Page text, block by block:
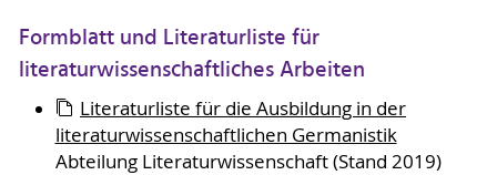
Formblatt und Literaturliste für
literaturwissenschaftliches Arbeiten
Literaturliste für die Ausbildung in der
literaturwissenschaftlichen Germanistik
Abteilung Literaturwissenschaft (Stand 2019)